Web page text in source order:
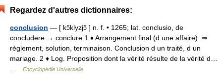
Regardez d'autres dictionnaires:
conclusion — [ kɔ̃klyzjɔ̃ ] n. f. • 1265; lat. conclusio, de
concludere → conclure 1 ♦ Arrangement final (d une affaire). ⇒
règlement, solution, terminaison. Conclusion d un traité, d un
mariage. 2 ♦ Log. Proposition dont la vérité résulte de la vérité d…
Encyclopédie Universelle